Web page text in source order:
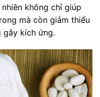
không chỉ giúp
mà còn giảm thiểu
gây kích ứng.